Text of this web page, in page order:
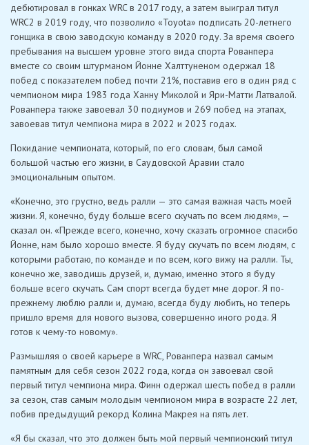
дебютировал в гонках WRC в 2017 году, а затем выиграл титул
WRC2 в 2019 году, что позволило «Toyota» подписать 20-летнего
гонщика в свою заводскую команду в 2020 году. За время своего
пребывания на высшем уровне этого вида спорта Рованпера
вместе со своим штурманом Йонне Халттуненом одержал 18
побед с показателем побед почти 21%, поставив его в один ряд с
чемпионом мира 1983 года Ханну Миколой и Яри-Матти Латвалой.
Рованпера также завоевал 30 подиумов и 269 побед на этапах,
завоевав титул чемпиона мира в 2022 и 2023 годах.
Покидание чемпионата, который, по его словам, был самой
большой частью его жизни, в Саудовской Аравии стало
эмоциональным опытом.
«Конечно, это грустно, ведь ралли — это самая важная часть моей
жизни. Я, конечно, буду больше всего скучать по всем людям», —
сказал он. «Прежде всего, конечно, хочу сказать огромное спасибо
Йонне, нам было хорошо вместе. Я буду скучать по всем людям, с
которыми работаю, по команде и по всем, кого вижу на ралли. Ты,
конечно же, заводишь друзей, и, думаю, именно этого я буду
больше всего скучать. Сам спорт всегда будет мне дорог. Я по-
прежнему люблю ралли и, думаю, всегда буду любить, но теперь
пришло время для нового вызова, совершенно иного рода. Я
готов к чему-то новому».
Размышляя о своей карьере в WRC, Рованпера назвал самым
памятным для себя сезон 2022 года, когда он завоевал свой
первый титул чемпиона мира. Финн одержал шесть побед в ралли
за сезон, став самым молодым чемпионом мира в возрасте 22 лет,
побив предыдущий рекорд Колина Макрея на пять лет.
«Я бы сказал, что это должен быть мой первый чемпионский титул